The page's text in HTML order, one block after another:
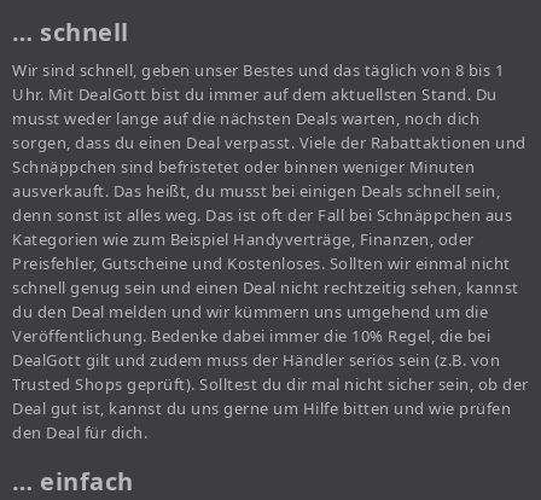
… schnell
Wir sind schnell, geben unser Bestes und das täglich von 8 bis 1
Uhr. Mit DealGott bist du immer auf dem aktuellsten Stand. Du
musst weder lange auf die nächsten Deals warten, noch dich
sorgen, dass du einen Deal verpasst. Viele der Rabattaktionen und
Schnäppchen sind befristetet oder binnen weniger Minuten
ausverkauft. Das heißt, du musst bei einigen Deals schnell sein,
denn sonst ist alles weg. Das ist oft der Fall bei Schnäppchen aus
Kategorien wie zum Beispiel Handyverträge, Finanzen, oder
Preisfehler, Gutscheine und Kostenloses. Sollten wir einmal nicht
schnell genug sein und einen Deal nicht rechtzeitig sehen, kannst
du den Deal melden und wir kümmern uns umgehend um die
Veröffentlichung. Bedenke dabei immer die 10% Regel, die bei
DealGott gilt und zudem muss der Händler seriös sein (z.B. von
Trusted Shops geprüft). Solltest du dir mal nicht sicher sein, ob der
Deal gut ist, kannst du uns gerne um Hilfe bitten und wie prüfen
den Deal für dich.
… einfach